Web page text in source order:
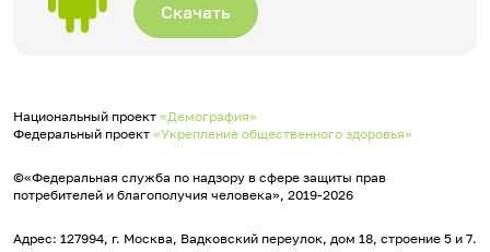
Скачать
Национальный проект «Демография»
Федеральный проект «Укрепление общественного здоровья»
©«Федеральная служба по надзору в сфере защиты прав
потребителей и благополучия человека», 2019-2026
Адрес: 127994, г. Москва, Вадковский переулок, дом 18, строение 5 и 7.